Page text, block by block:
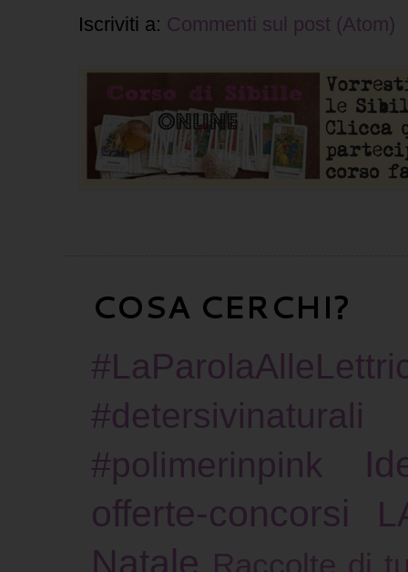
Iscriviti a: Commenti sul post (Atom)
COSA CERCHI?
#detersivinaturali
#polimerinpink
offerte-concorsi
Natale Raccolte di